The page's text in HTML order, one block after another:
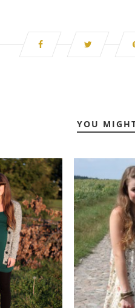
YOU